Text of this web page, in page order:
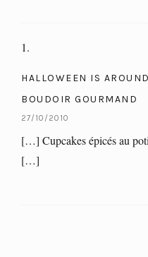
HALLOWEEN IS
BOUDOIR GOURMAND
27/10/2010
[…] Cupcakes épicés au
[…]